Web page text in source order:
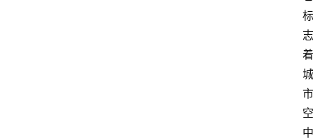
标
志
着
城
市
空
中